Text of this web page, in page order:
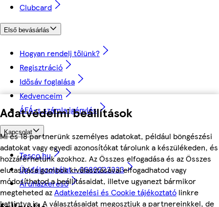
Adatvédelmi beállítások
Mi és 18 partnerünk személyes adatokat, például böngészési
adatokat vagy egyedi azonosítókat tárolunk a készülékeden, és
hozzáférhetünk azokhoz. Az Összes elfogadása és az Összes
elutasítása gombok kiválasztásával elfogadhatod vagy
módosíthatod a beállításaidat, illetve ugyanezt bármikor
megteheted azAdatkezelési és Cookie tájékoztató linkre
kattintva is. A választásaidat megosztjuk a partnereinkkel, de
Clubcard
Első bevásárlás
Hogyan rendelj tőlünk?
Regisztráció
Idősáv foglalása
Kedvenceim
ÁFÁ-s számla igénylés
Kapcsolat
Tesco.hu
Ügyfélszolgálat - 0680222333
Áruházkereső